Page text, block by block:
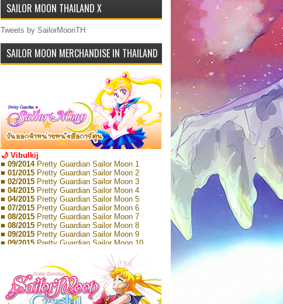
SAILOR MOON THAILAND X
Tweets by SailorMoonTH
SAILOR MOON MERCHANDISE IN THAILAND
🌙 Vibulkij
■ 09/2014 Pretty Guardian Sailor Moon 1
■ 01/2015 Pretty Guardian Sailor Moon 2
■ 02/2015 Pretty Guardian Sailor Moon 3
■ 04/2015 Pretty Guardian Sailor Moon 4
■ 04/2015 Pretty Guardian Sailor Moon 5
■ 07/2015 Pretty Guardian Sailor Moon 6
■ 08/2015 Pretty Guardian Sailor Moon 7
■ 08/2015 Pretty Guardian Sailor Moon 8
■ 09/2015 Pretty Guardian Sailor Moon 9
■ 09/2015 Pretty Guardian Sailor Moon 10
Pretty Guardian Sailor Moon 11
Pretty Guardian Sailor Moon 12
Pretty Guardian Sailor Moon Short
Stories 1
■ 09/2018Pretty Guardian Sailor Moon Short
Stories 2